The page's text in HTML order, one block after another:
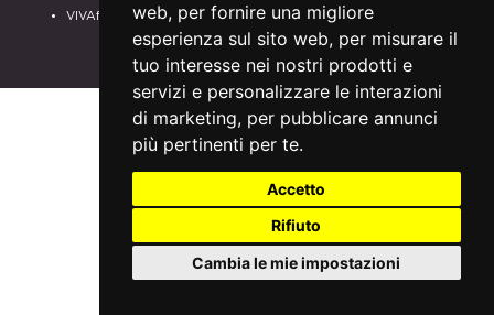
web, per fornire una migliore
esperienza sul sito web, per misurare il
tuo interesse nei nostri prodotti e
servizi e personalizzare le interazioni
di marketing, per pubblicare annunci
più pertinenti per te.
Accetto
Rifiuto
Cambia le mie impostazioni
VIVAforVoucher
SCEGLI GLI SPETTACOLI
PER IL TUO
ABBONAMENTO